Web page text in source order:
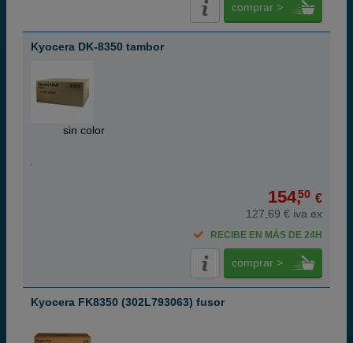
comprar >
Kyocera DK-8350 tambor
sin color
154,50 €
127,69 € iva ex
RECIBE EN MÁS DE 24H
comprar >
Kyocera FK8350 (302L793063) fusor